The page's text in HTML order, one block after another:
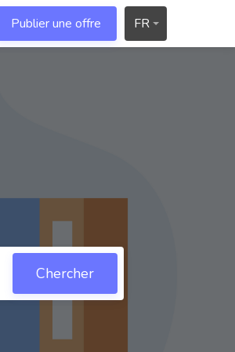
Publier une offre FR
Chercher